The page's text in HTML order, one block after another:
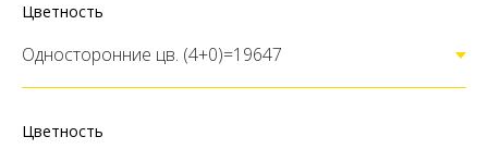
Цветность
Цветность